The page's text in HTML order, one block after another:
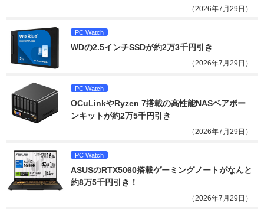
（2026年7月29日）
PC Watch
WDの2.5インチSSDが約2万3千円引き
（2026年7月29日）
PC Watch
OCuLinkやRyzen 7搭載の高性能NASベアボー
ンキットが約2万5千円引き
（2026年7月29日）
PC Watch
ASUSのRTX5060搭載ゲーミングノートがなんと
約8万5千円引き！
（2026年7月29日）